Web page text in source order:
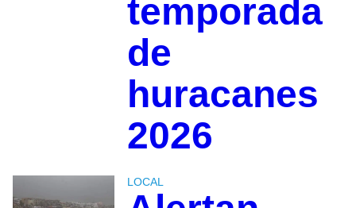
temporada
de
huracanes
2026
LOCAL